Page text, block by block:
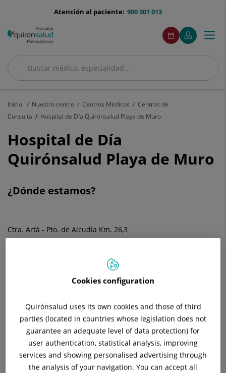
menu-
900 301 013
Atención al paciente:
Buscar
Buscar
Menu
acceso
Pedir
cita
Este
enlace
se
en
Mi
Quirónsalud
Este
enlace
se
en
ventana
Menú
Inicio Nuestro centro Centros Médicos
Centros de
Consulta
Hospital de Día Quirónsalud Playa de Muro
Hospital de Día
Quirónsalud Playa de Muro
¿Dónde estamos?
Ctra. Artà - Pto. de Alcudia Km. 26,3
07440 Muro Islas Baleares
¿Cómo llegar al centro?
Cookies configuration
Quirónsalud uses its own cookies and those of third
parties (located in countries whose legislation does not
guarantee an adequate level of data protection) for
user authentication, statistical analysis, improving
services and showing personalised advertising through
the analysis of your navigation. You can accept all